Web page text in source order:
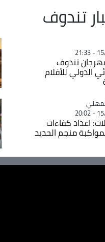
تندوف
15/
تندوف
الدولي للأفلام
15/
اعداد كفاءات
منجم الحديد